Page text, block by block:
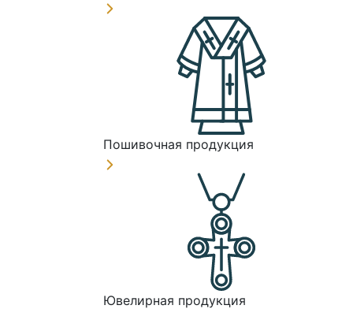
Пошивочная продукция
Ювелирная продукция